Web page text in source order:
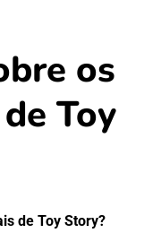
os
Toy
de Toy Story?